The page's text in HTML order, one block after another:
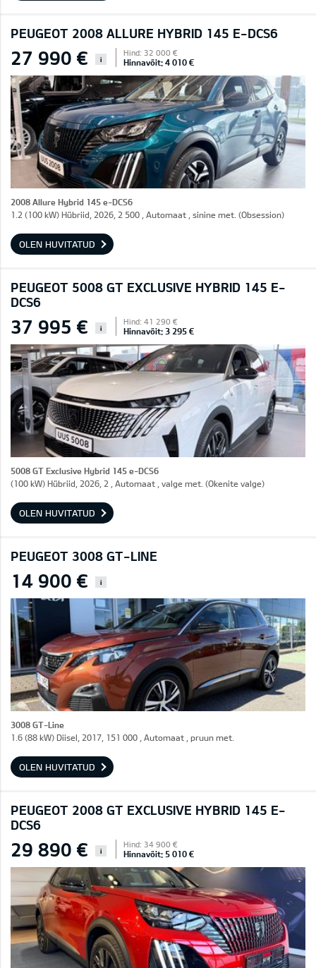
PEUGEOT 2008 ALLURE HYBRID 145 E-DCS6
27 990 € i
Hind: 32 000 €
Hinnavõit: 4 010 €
2008 Allure Hybrid 145 e-DCS6
1.2 (100 kW) Hübriid, 2026, 2 500 , Automaat , sinine met. (Obsession)
OLEN HUVITATUD
PEUGEOT 5008 GT EXCLUSIVE HYBRID 145 E-
DCS6
37 995 € i
Hind: 41 290 €
Hinnavõit: 3 295 €
5008 GT Exclusive Hybrid 145 e-DCS6
(100 kW) Hübriid, 2026, 2 , Automaat , valge met. (Okenite valge)
OLEN HUVITATUD
PEUGEOT 3008 GT-LINE
14 900 € i
3008 GT-Line
1.6 (88 kW) Diisel, 2017, 151 000 , Automaat , pruun met.
OLEN HUVITATUD
PEUGEOT 2008 GT EXCLUSIVE HYBRID 145 E-
DCS6
29 890 € i
Hind: 34 900 €
Hinnavõit: 5 010 €